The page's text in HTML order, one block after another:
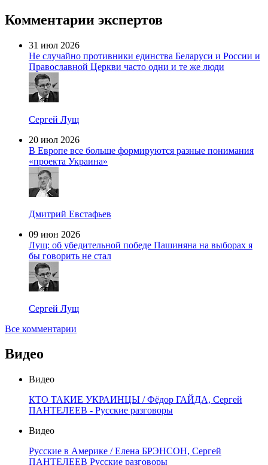
Комментарии экспертов
31 июл 2026
Не случайно противники единства Беларуси и России и
Православной Церкви часто одни и те же люди
Сергей Лущ
20 июл 2026
В Европе все больше формируются разные понимания
«проекта Украина»
Дмитрий Евстафьев
09 июн 2026
Лущ: об убедительной победе Пашиняна на выборах я
бы говорить не стал
Сергей Лущ
Все комментарии
Видео
Видео
КТО ТАКИЕ УКРАИНЦЫ / Фёдор ГАЙДА, Сергей
ПАНТЕЛЕЕВ - Русские разговоры
Видео
Русские в Америке / Елена БРЭНСОН, Сергей
ПАНТЕЛЕЕВ Русские разговоры